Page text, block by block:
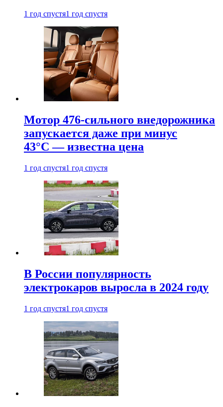
1 год спустя1 год спустя
Мотор 476-сильного внедорожника
запускается даже при минус
43°С — известна цена
1 год спустя1 год спустя
В России популярность
электрокаров выросла в 2024 году
1 год спустя1 год спустя